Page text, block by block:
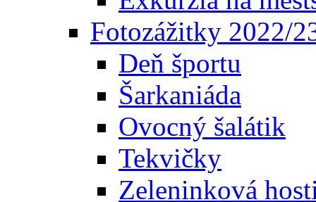
Fotozážitky 2022/
Deň športu
Šarkaniáda
Ovocný šalátik
Tekvičky
Zeleninková